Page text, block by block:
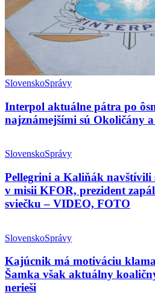
SlovenskoSprávy
Interpol aktuálne pátra po
najznámejšími sú Okoličány
SlovenskoSprávy
Pellegrini a Kaliňák navštívili
v misii KFOR, prezident
sviečku – VIDEO, FOTO
SlovenskoSprávy
Kajúcnik má motiváciu
Šamka však aktuálny
nerieši